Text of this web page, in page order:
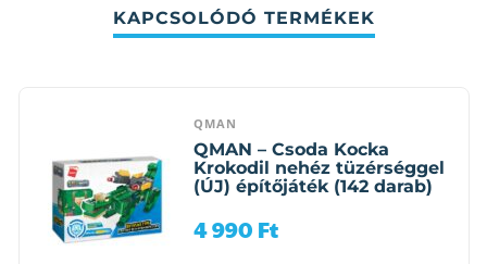
KAPCSOLÓDÓ TERMÉKEK
QMAN
QMAN – Csoda Kocka
Krokodil nehéz tüzérséggel
(ÚJ) építőjáték (142 darab)
4 990 Ft